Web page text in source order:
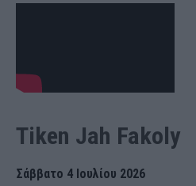
Tiken Jah Fakoly
Σάββατο 4 Ιουλίου 2026